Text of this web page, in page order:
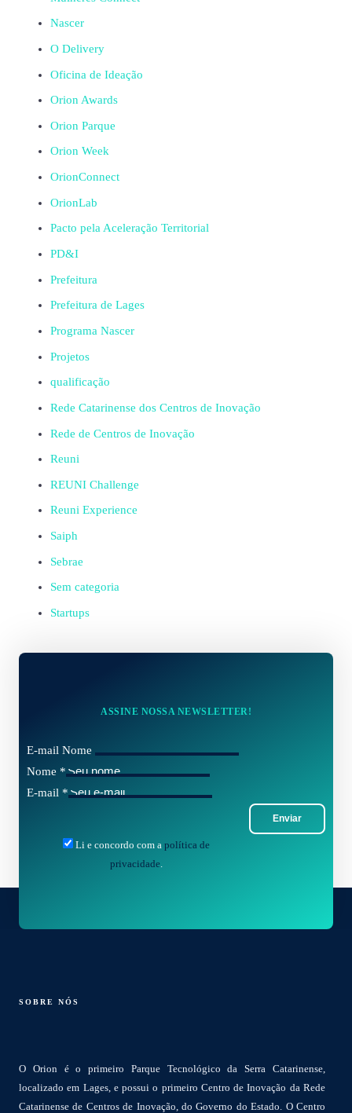
Nascer
O Delivery
Oficina de Ideação
Orion Awards
Orion Parque
Orion Week
OrionConnect
OrionLab
Pacto pela Aceleração Territorial
PD&I
Prefeitura
Prefeitura de Lages
Programa Nascer
Projetos
qualificação
Rede Catarinense dos Centros de Inovação
Rede de Centros de Inovação
Reuni
REUNI Challenge
Reuni Experience
Saiph
Sebrae
Sem categoria
Startups
ASSINE NOSSA NEWSLETTER!
E-mail Nome
Nome *
E-mail *
Enviar
Li e concordo com a política de
privacidade.
SOBRE NÓS
O Orion é o primeiro Parque Tecnológico da Serra Catarinense,
localizado em Lages, e possui o primeiro Centro de Inovação da Rede
Catarinense de Centros de Inovação, do Governo do Estado. O Centro